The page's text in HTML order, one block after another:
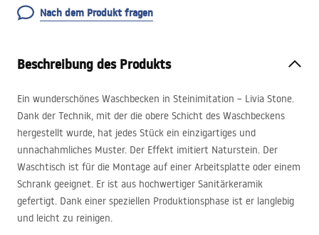
Nach dem Produkt fragen
Beschreibung des Produkts
Ein wunderschönes Waschbecken in Steinimitation – Livia Stone.
Dank der Technik, mit der die obere Schicht des Waschbeckens
hergestellt wurde, hat jedes Stück ein einzigartiges und
unnachahmliches Muster. Der Effekt imitiert Naturstein. Der
Waschtisch ist für die Montage auf einer Arbeitsplatte oder einem
Schrank geeignet. Er ist aus hochwertiger Sanitärkeramik
gefertigt. Dank einer speziellen Produktionsphase ist er langlebig
und leicht zu reinigen.